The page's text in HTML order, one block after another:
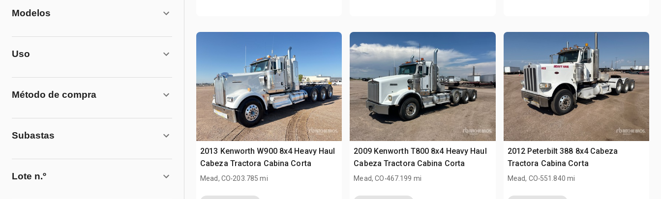
Modelos
Uso
Método de compra
Subastas
Lote n.º
2013 Kenworth W900 8x4 Heavy Haul
Cabeza Tractora Cabina Corta
Mead, CO.203.785 mi
2009 Kenworth T800 8x4 Heavy Haul
Cabeza Tractora Cabina Corta
Mead, CO.467.199 mi
2012 Peterbilt 388 8x4 Cabeza
Tractora Cabina Corta
Mead, CO.551.840 mi